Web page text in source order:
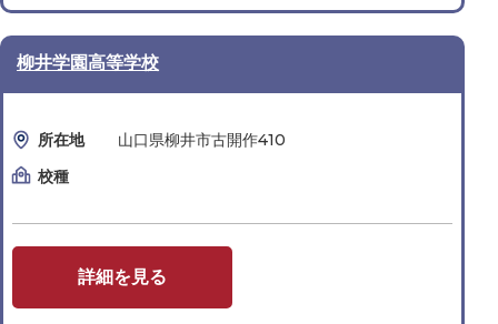
柳井学園高等学校
所在地
山口県柳井市古開作410
校種
詳細を見る